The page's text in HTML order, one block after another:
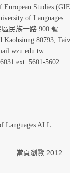
European Studies
of Languages
區民族一路 900 號
Kaohsiung 80793,
ext. 5601-5602
Languages ALL
當頁瀏覽:2012